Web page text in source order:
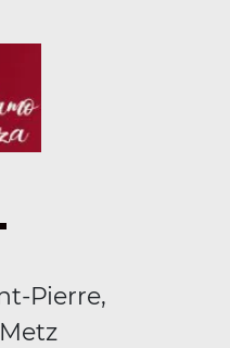
Pierre,